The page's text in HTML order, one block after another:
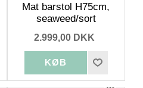
Mat barstol H75cm,
seaweed/sort
2.999,00 DKK